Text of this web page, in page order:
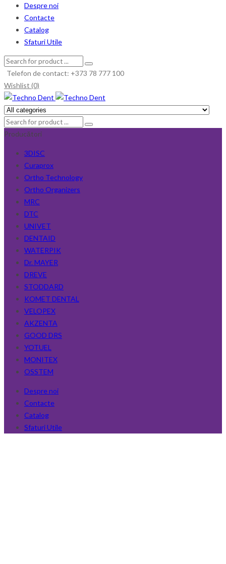
Despre noi
Contacte
Catalog
Sfaturi Utile
Telefon de contact: +373 78 777 100
Wishlist (0)
Producători
3DISC
Curaprox
Ortho Technology
Ortho Organizers
MRC
DTC
UNIVET
DENTAID
WATERPIK
Dr. MAYER
DREVE
STODDARD
KOMET DENTAL
VELOPEX
AKZENTA
GOOD DRS
YOTUEL
MONITEX
OSSTEM
Despre noi
Contacte
Catalog
Sfaturi Utile